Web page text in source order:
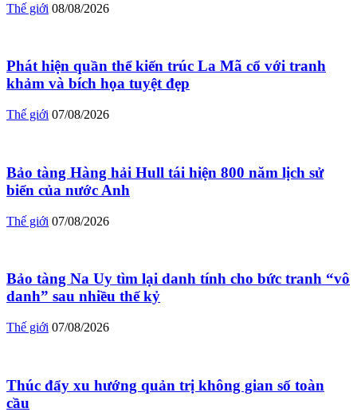
Thế giới 08/08/2026
Phát hiện quần thể kiến trúc La Mã cổ với tranh
khảm và bích họa tuyệt đẹp
Thế giới 07/08/2026
Bảo tàng Hàng hải Hull tái hiện 800 năm lịch sử
biển của nước Anh
Thế giới 07/08/2026
Bảo tàng Na Uy tìm lại danh tính cho bức tranh “vô
danh” sau nhiều thế kỷ
Thế giới 07/08/2026
Thúc đẩy xu hướng quản trị không gian số toàn
cầu